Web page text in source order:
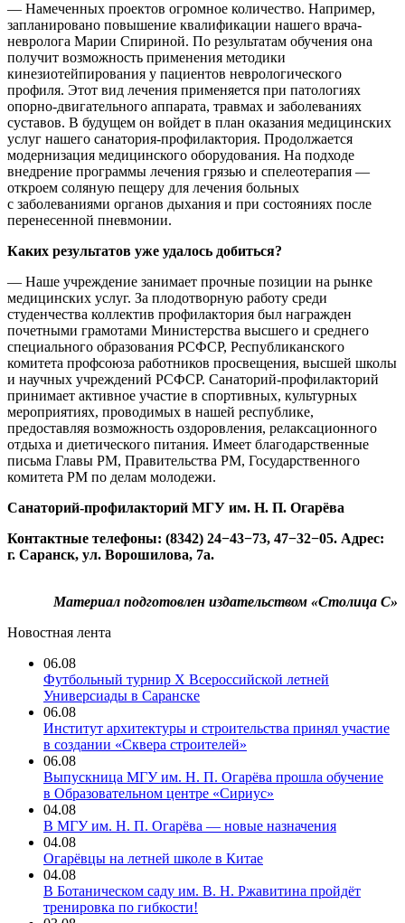
— Намеченных проектов огромное количество. Например,
запланировано повышение квалификации нашего врача-
невролога Марии Спириной. По результатам обучения она
получит возможность применения методики
кинезиотейпирования у пациентов неврологического
профиля. Этот вид лечения применяется при патологиях
опорно-двигательного аппарата, травмах и заболеваниях
суставов. В будущем он войдет в план оказания медицинских
услуг нашего санатория-профилактория. Продолжается
модернизация медицинского оборудования. На подходе
внедрение программы лечения грязью и спелеотерапия —
откроем соляную пещеру для лечения больных
с заболеваниями органов дыхания и при состояниях после
перенесенной пневмонии.
Каких результатов уже удалось добиться?
— Наше учреждение занимает прочные позиции на рынке
медицинских услуг. За плодотворную работу среди
студенчества коллектив профилактория был награжден
почетными грамотами Министерства высшего и среднего
специального образования РСФСР, Республиканского
комитета профсоюза работников просвещения, высшей школы
и научных учреждений РСФСР. Санаторий-профилакторий
принимает активное участие в спортивных, культурных
мероприятиях, проводимых в нашей республике,
предоставляя возможность оздоровления, релаксационного
отдыха и диетического питания. Имеет благодарственные
письма Главы РМ, Правительства РМ, Государственного
комитета РМ по делам молодежи.
Санаторий-профилакторий МГУ им. Н. П. Огарёва
Контактные телефоны: (8342) 24−43−73, 47−32−05. Адрес:
г. Саранск, ул. Ворошилова, 7а.
Материал подготовлен издательством «Столица С»
Новостная лента
06.08
Футбольный турнир X Всероссийской летней
Универсиады в Саранске
06.08
Институт архитектуры и строительства принял участие
в создании «Сквера строителей»
06.08
Выпускница МГУ им. Н. П. Огарёва прошла обучение
в Образовательном центре «Сириус»
04.08
В МГУ им. Н. П. Огарёва — новые назначения
04.08
Огарёвцы на летней школе в Китае
04.08
В Ботаническом саду им. В. Н. Ржавитина пройдёт
тренировка по гибкости!